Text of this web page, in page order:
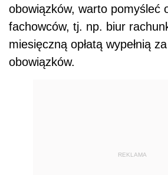
obowiązków, warto pomyśleć
fachowców, tj. np. biur
miesięczną opłatą wypełnią
obowiązków.
REKLAMA